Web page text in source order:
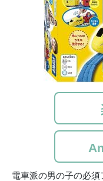
電車派の男の子の必須